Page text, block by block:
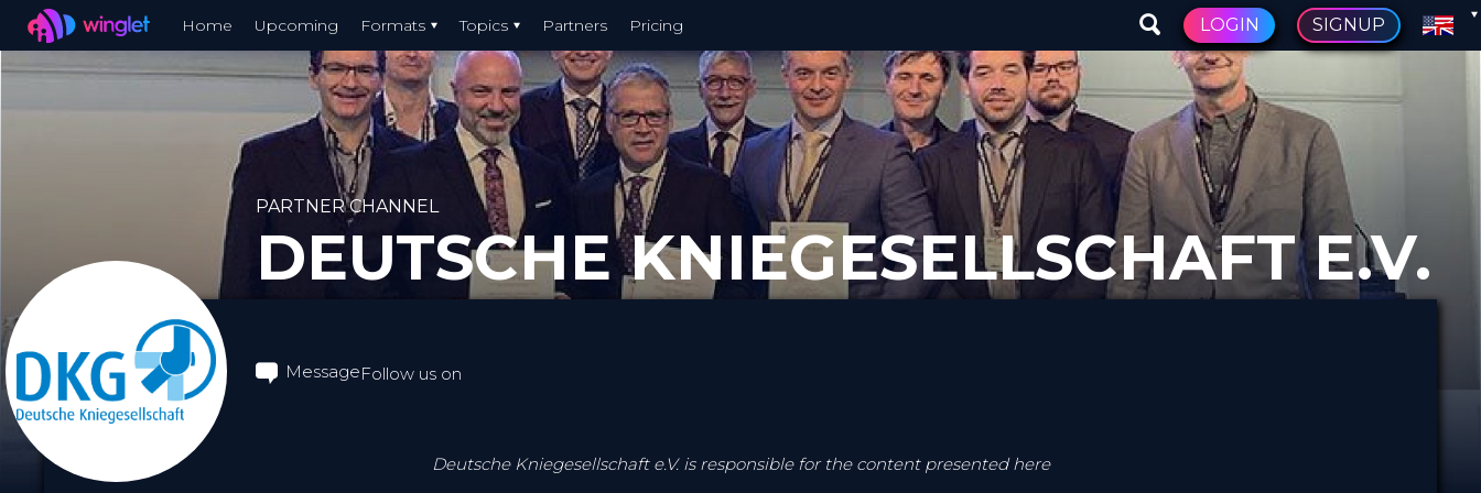
Winglet Home Upcoming Formats Topics Partners Pricing LOGIN SIGNUP
PARTNER CHANNEL
DEUTSCHE KNIEGESELLSCHAFT E.V.
MessageFollow us on
Deutsche Kniegesellschaft e.V. is responsible for the content presented here